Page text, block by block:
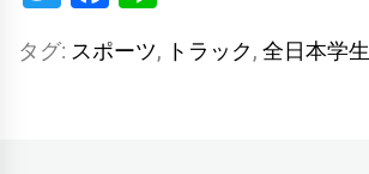
タグ: スポーツ, トラック, 全日本学生